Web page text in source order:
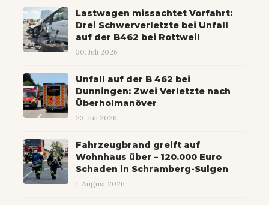
Lastwagen missachtet Vorfahrt:
Drei Schwerverletzte bei Unfall
auf der B462 bei Rottweil
30. Juli 2026
Unfall auf der B 462 bei
Dunningen: Zwei Verletzte nach
Überholmanöver
23. Juli 2026
Fahrzeugbrand greift auf
Wohnhaus über – 120.000 Euro
Schaden in Schramberg-Sulgen
1. August 2026